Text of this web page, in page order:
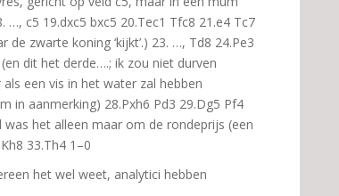
c5 19.dxc5 bxc5 20.Tec1 Tfc8 21.e4 Tc7
zwarte koning ‘kijkt’.) 23. …, Td8 24.Pe3
dit het derde….; ik zou niet durven
een vis in het water zal hebben
in aanmerking) 28.Pxh6 Pd3 29.Dg5 Pf4
het alleen maar om de rondeprijs (een
33.Th4 1–0
het wel weet, analytici hebben